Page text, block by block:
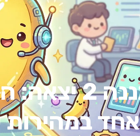
ננו בננה
במהירות